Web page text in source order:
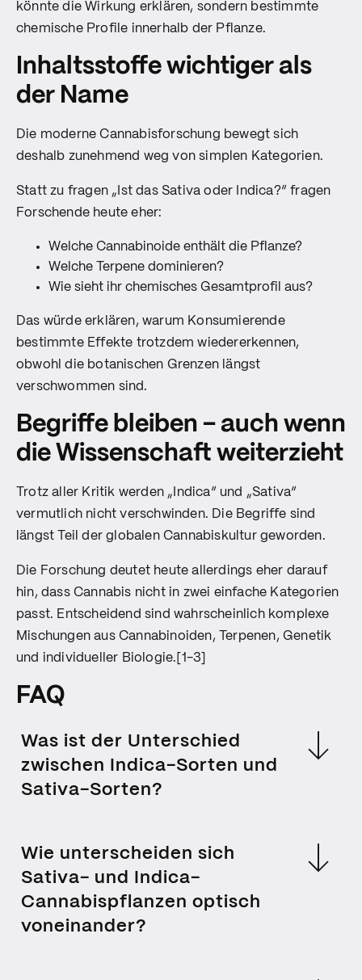
könnte die Wirkung erklären, sondern bestimmte
chemische Profile innerhalb der Pflanze.
Inhaltsstoffe wichtiger als
der Name
Die moderne Cannabisforschung bewegt sich
deshalb zunehmend weg von simplen Kategorien.
Statt zu fragen „Ist das Sativa oder Indica?“ fragen
Forschende heute eher:
Welche Cannabinoide enthält die Pflanze?
Welche Terpene dominieren?
Wie sieht ihr chemisches Gesamtprofil aus?
Das würde erklären, warum Konsumierende
bestimmte Effekte trotzdem wiedererkennen,
obwohl die botanischen Grenzen längst
verschwommen sind.
Begriffe bleiben – auch wenn
die Wissenschaft weiterzieht
Trotz aller Kritik werden „Indica“ und „Sativa“
vermutlich nicht verschwinden. Die Begriffe sind
längst Teil der globalen Cannabiskultur geworden.
Die Forschung deutet heute allerdings eher darauf
hin, dass Cannabis nicht in zwei einfache Kategorien
passt. Entscheidend sind wahrscheinlich komplexe
Mischungen aus Cannabinoiden, Terpenen, Genetik
und individueller Biologie.[1-3]
FAQ
Was ist der Unterschied
zwischen Indica-Sorten und
Sativa-Sorten?
basiert ursprünglich auf verschiedenen Cannabis-
Pflanzen aus Regionen wie Afghanistan beziehungsweise
Indien und Südostasien.[2] Traditionell gelten Indica-
Sorten als eher beruhigend und körperlich entspannend,
während Sativa-Sorten häufiger mit aktivierenden oder
energetischen Effekten verbunden werden. Moderne
Wie unterscheiden sich
Sativa- und Indica-
Cannabispflanzen optisch
voneinander?